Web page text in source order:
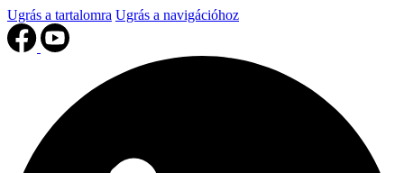
Ugrás a tartalomra Ugrás a navigációhoz